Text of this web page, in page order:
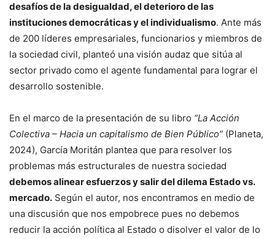
desafíos de la desigualdad, el deterioro de las
instituciones democráticas y el individualismo. Ante más
de 200 líderes empresariales, funcionarios y miembros de
la sociedad civil, planteó una visión audaz que sitúa al
sector privado como el agente fundamental para lograr el
desarrollo sostenible.
En el marco de la presentación de su libro “La Acción
Colectiva – Hacia un capitalismo de Bien Público” (Planeta,
2024), García Moritán plantea que para resolver los
problemas más estructurales de nuestra sociedad
debemos alinear esfuerzos y salir del dilema Estado vs.
mercado. Según el autor, nos encontramos en medio de
una discusión que nos empobrece pues no debemos
reducir la acción política al Estado o disolver el valor de lo